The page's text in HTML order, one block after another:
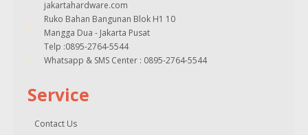
jakartahardware.com
Ruko Bahan Bangunan Blok H1 10
Mangga Dua - Jakarta Pusat
Telp :0895-2764-5544
Whatsapp & SMS Center : 0895-2764-5544
Service
Contact Us